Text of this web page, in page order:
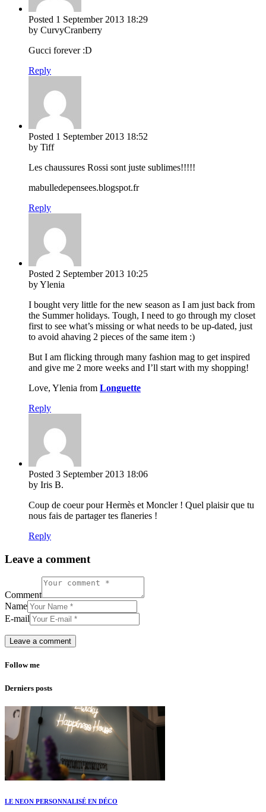
Posted 1 September 2013 18:29
by CurvyCranberry
Gucci forever :D
Reply
Posted 1 September 2013 18:52
by Tiff
Les chaussures Rossi sont juste sublimes!!!!!
mabulledepensees.blogspot.fr
Reply
Posted 2 September 2013 10:25
by Ylenia
I bought very little for the new season as I am just back from
the Summer holidays. Tough, I need to go through my closet
first to see what’s missing or what needs to be up-dated, just
to avoid ahaving 2 pieces of the same item :)
But I am flicking through many fashion mag to get inspired
and give me 2 more weeks and I’ll start with my shopping!
Love, Ylenia from Longuette
Reply
Posted 3 September 2013 18:06
by Iris B.
Coup de coeur pour Hermès et Moncler ! Quel plaisir que tu
nous fais de partager tes flaneries !
Reply
Leave a comment
Comment
Name
E-mail
Follow me
Derniers posts
LE NEON PERSONNALISÉ EN DÉCO